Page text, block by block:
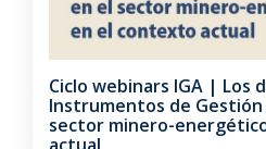
Ciclo webinars IGA | Los
Instrumentos de
sector minero-